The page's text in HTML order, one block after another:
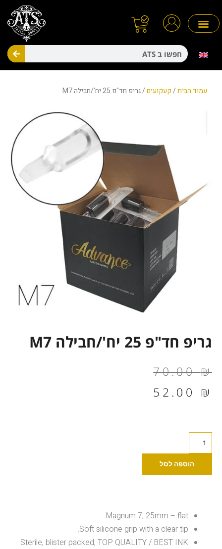
לתוכן
עמוד הבית/קעקועים/ גריפ חד"פ 25 יח'/חבילה M7
גריפ חד"פ 25 יח'/חבילה M7
70.00₪
המחיר
המקורי
70.00 ₪.
52.00 ₪
המחיר
הנוכחי
52.00 ₪.
חד"פ
הוספה לסל
Magnum 7, 25mm – flat.
Soft silicone grip with a clear tip.
Sterile, blister packed, TOP QUALITY / BEST INK